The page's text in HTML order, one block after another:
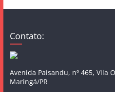
Contato:
Avenida Paisandu, nº 465, Vila
Maringá/PR